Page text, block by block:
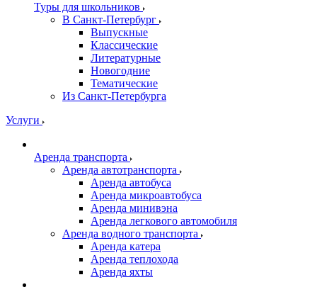
Туры для школьников
В Санкт-Петербург
Выпускные
Классические
Литературные
Новогодние
Тематические
Из Санкт-Петербурга
Услуги
Аренда транспорта
Аренда автотранспорта
Аренда автобуса
Аренда микроавтобуса
Аренда минивэна
Аренда легкового автомобиля
Аренда водного транспорта
Аренда катера
Аренда теплохода
Аренда яхты